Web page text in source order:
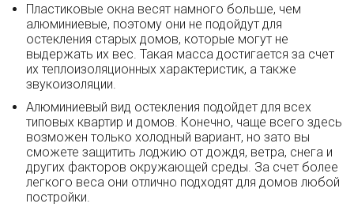
Пластиковые окна весят намного больше, чем
алюминиевые, поэтому они не подойдут для
остекления старых домов, которые могут не
выдержать их вес. Такая масса достигается за счет
их теплоизоляционных характеристик, а также
звукоизоляции.
Алюминиевый вид остекления подойдет для всех
типовых квартир и домов. Конечно, чаще всего здесь
возможен только холодный вариант, но зато вы
сможете защитить лоджию от дождя, ветра, снега и
других факторов окружающей среды. За счет более
легкого веса они отлично подходят для домов любой
постройки.